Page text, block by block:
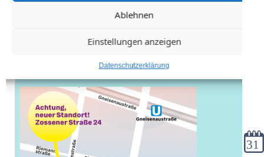
Ablehnen
Einstellungen anzeigen
Datenschutzerklärung